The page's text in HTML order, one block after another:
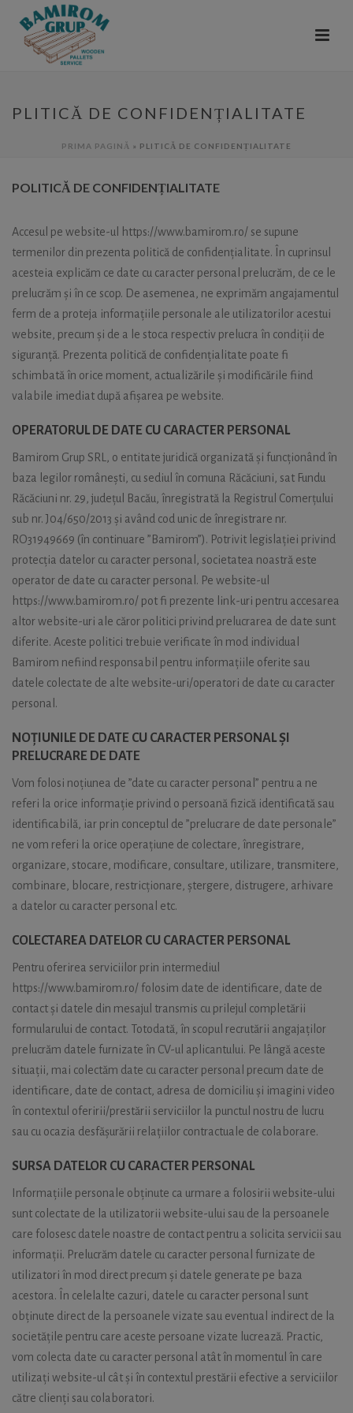
PLITICĂ DE CONFIDENȚIALITATE
PRIMA PAGINĂ » PLITICĂ DE CONFIDENȚIALITATE
POLITICĂ DE CONFIDENȚIALITATE
Accesul pe website-ul https://www.bamirom.ro/ se supune
termenilor din prezenta politică de confidențialitate. În cuprinsul
acesteia explicăm ce date cu caracter personal prelucrăm, de ce le
prelucrăm și în ce scop. De asemenea, ne exprimăm angajamentul
ferm de a proteja informațiile personale ale utilizatorilor acestui
website, precum și de a le stoca respectiv prelucra în condiții de
siguranță. Prezenta politică de confidențialitate poate fi
schimbată în orice moment, actualizările și modificările fiind
valabile imediat după afișarea pe website.
OPERATORUL DE DATE CU CARACTER PERSONAL
Bamirom Grup SRL, o entitate juridică organizată și funcționând în
baza legilor românești, cu sediul în comuna Răcăciuni, sat Fundu
Răcăciuni nr. 29, județul Bacău, înregistrată la Registrul Comerțului
sub nr. J04/650/2013 și având cod unic de înregistrare nr.
RO31949669 (în continuare ”Bamirom”). Potrivit legislației privind
protecția datelor cu caracter personal, societatea noastră este
operator de date cu caracter personal. Pe website-ul
https://www.bamirom.ro/ pot fi prezente link-uri pentru accesarea
altor website-uri ale căror politici privind prelucrarea de date sunt
diferite. Aceste politici trebuie verificate în mod individual
Bamirom nefiind responsabil pentru informațiile oferite sau
datele colectate de alte website-uri/operatori de date cu caracter
personal.
NOȚIUNILE DE DATE CU CARACTER PERSONAL ȘI
PRELUCRARE DE DATE
Vom folosi noțiunea de ”date cu caracter personal” pentru a ne
referi la orice informație privind o persoană fizică identificată sau
identificabilă, iar prin conceptul de ”prelucrare de date personale”
ne vom referi la orice operațiune de colectare, înregistrare,
organizare, stocare, modificare, consultare, utilizare, transmitere,
combinare, blocare, restricționare, ștergere, distrugere, arhivare
a datelor cu caracter personal etc.
COLECTAREA DATELOR CU CARACTER PERSONAL
Pentru oferirea serviciilor prin intermediul
https://www.bamirom.ro/ folosim date de identificare, date de
contact și datele din mesajul transmis cu prilejul completării
formularului de contact. Totodată, în scopul recrutării angajaților
prelucrăm datele furnizate în CV-ul aplicantului. Pe lângă aceste
situații, mai colectăm date cu caracter personal precum date de
identificare, date de contact, adresa de domiciliu și imagini video
în contextul oferirii/prestării serviciilor la punctul nostru de lucru
sau cu ocazia desfășurării relațiilor contractuale de colaborare.
SURSA DATELOR CU CARACTER PERSONAL
Informațiile personale obținute ca urmare a folosirii website-ului
sunt colectate de la utilizatorii website-ului sau de la persoanele
care folosesc datele noastre de contact pentru a solicita servicii sau
informații. Prelucrăm datele cu caracter personal furnizate de
utilizatori în mod direct precum și datele generate pe baza
acestora. În celelalte cazuri, datele cu caracter personal sunt
obținute direct de la persoanele vizate sau eventual indirect de la
societățile pentru care aceste persoane vizate lucrează. Practic,
vom colecta date cu caracter personal atât în momentul în care
utilizați website-ul cât și în contextul prestării efective a serviciilor
către clienți sau colaboratori.